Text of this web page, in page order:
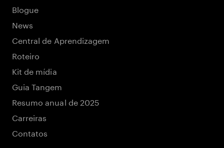
Blogue
News
Central de Aprendizagem
Roteiro
Kit de mídia
Guia Tangem
Resumo anual de 2025
Carreiras
Contatos